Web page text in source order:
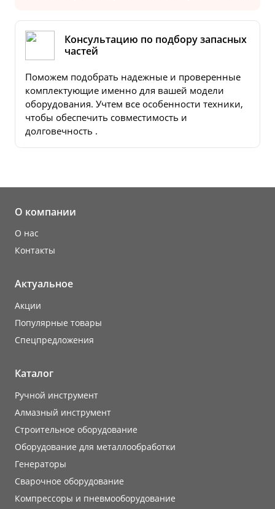
Консультацию по подбору запасных
частей
Поможем подобрать надежные и проверенные
комплектующие именно для вашей модели
оборудования. Учтем все особенности техники,
чтобы обеспечить совместимость и
долговечность .
О компании
О нас
Контакты
Актуальное
Акции
Популярные товары
Cпецпредложения
Каталог
Ручной инструмент
Алмазный инструмент
Строительное оборудование
Оборудование для металлообработки
Генераторы
Сварочное оборудование
Компрессоры и пневмооборудование